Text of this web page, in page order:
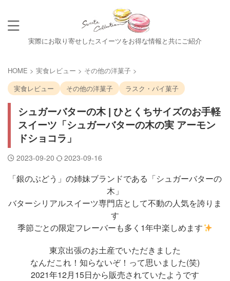
実際にお取り寄せしたスイーツをお得な情報と共にご紹介
HOME > 実食レビュー > その他の洋菓子 >
実食レビュー
その他の洋菓子 ラスク・パイ菓子
シュガーバターの木 | ひとくちサイズのお手軽
スイーツ「シュガーバターの木の実 アーモン
ドショコラ」
2023-09-20 2023-09-16
「銀のぶどう」の姉妹ブランドである「シュガーバターの
木」
バターシリアルスイーツ専門店として不動の人気を誇りま
す
季節ごとの限定フレーバーも多く1年中楽しめます
東京出張のお土産でいただきました
なんだこれ！知らないぞ！って思いました(笑)
2021年12月15日から販売されていたようです